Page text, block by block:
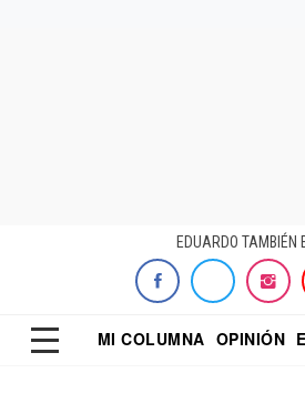
EDUARDO TAMBIÉN
MI COLUMNA OPINIÓN